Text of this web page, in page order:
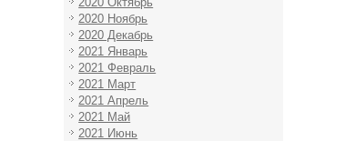
2020 Ноябрь
2020 Декабрь
2021 Январь
2021 Февраль
2021 Март
2021 Апрель
2021 Май
2021 Июнь